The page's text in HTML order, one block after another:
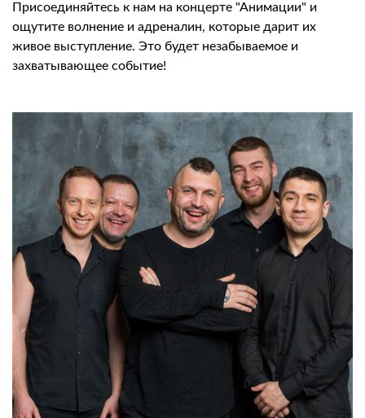
Присоединяйтесь к нам на концерте "Анимации" и
ощутите волнение и адреналин, которые дарит их
живое выступление. Это будет незабываемое и
захватывающее событие!